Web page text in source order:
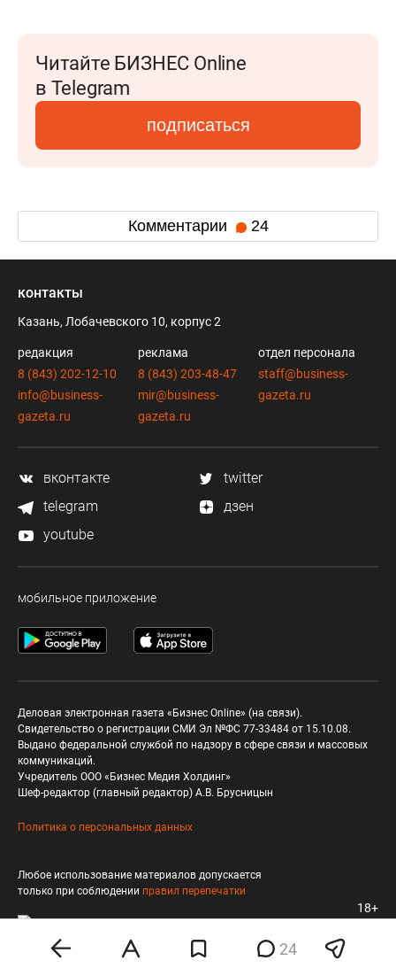
Читайте БИЗНЕС Online
в Telegram
подписаться
Комментарии 24
24
контакты
Казань, Лобачевского 10, корпус 2
редакция
8 (843) 202-12-10
info@business-
gazeta.ru
реклама
8 (843) 203-48-47
mir@business-
gazeta.ru
отдел персонала
staff@business-
gazeta.ru
вконтакте
twitter
telegram
дзен
youtube
мобильное приложение
Деловая электронная газета «Бизнес Online» (на связи).
Свидетельство о регистрации СМИ Эл №ФС 77-33484 от 15.10.08.
Выдано федеральной службой по надзору в сфере связи и массовых
коммуникаций.
Учредитель ООО «Бизнес Медия Холдинг»
Шеф-редактор (главный редактор) А.В. Брусницын
Политика о персональных данных
Любое использование материалов допускается
только при соблюдении правил перепечатки
18+